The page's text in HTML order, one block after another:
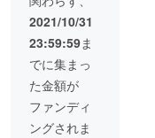
ショル
ダー
パッド
他付属
品を多
めに付
けてい
ます。
カラー
2021/10/31
23:59:59ま
でに集まっ
た金額が
ファンディ
ングされま